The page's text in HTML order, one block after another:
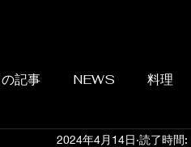
記事 NEWS 料理
2024年4月14日 読了時間: